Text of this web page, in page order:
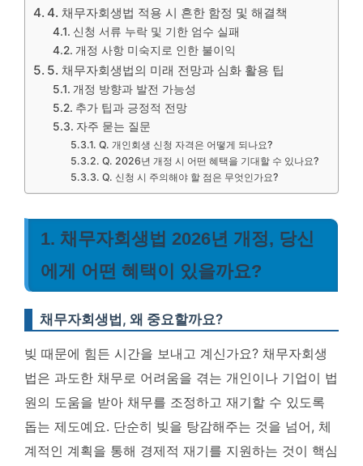
4. 채무자회생법 적용 시 흔한 함정 및 해결책
신청 서류 누락 및 기한 엄수 실패
개정 사항 미숙지로 인한 불이익
5. 채무자회생법의 미래 전망과 심화 활용 팁
개정 방향과 발전 가능성
추가 팁과 긍정적 전망
자주 묻는 질문
Q. 개인회생 신청 자격은 어떻게 되나요?
Q. 2026년 개정 시 어떤 혜택을 기대할 수 있나요?
Q. 신청 시 주의해야 할 점은 무엇인가요?
1. 채무자회생법 2026년 개정, 당신
에게 어떤 혜택이 있을까요?
채무자회생법, 왜 중요할까요?
빚 때문에 힘든 시간을 보내고 계신가요? 채무자회생
법은 과도한 채무로 어려움을 겪는 개인이나 기업이 법
원의 도움을 받아 채무를 조정하고 재기할 수 있도록
돕는 제도예요. 단순히 빚을 탕감해주는 것을 넘어, 체
계적인 계획을 통해 경제적 재기를 지원하는 것이 핵심